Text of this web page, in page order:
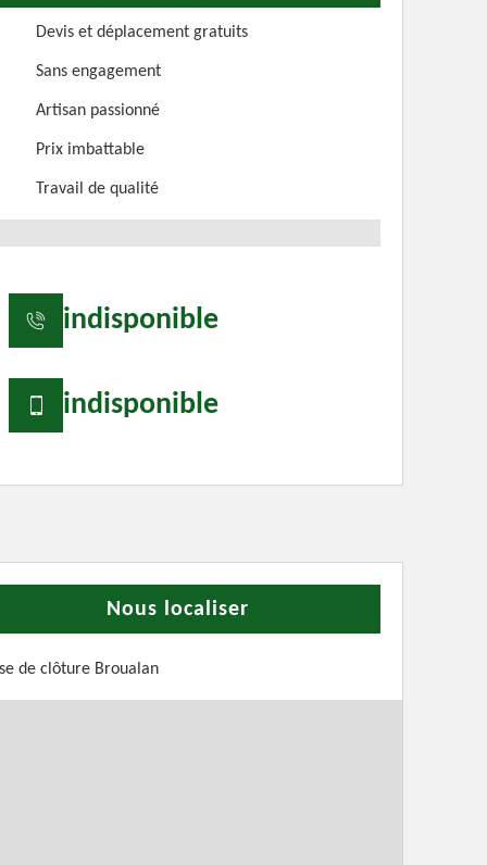
Devis et déplacement gratuits
Sans engagement
Artisan passionné
Prix imbattable
Travail de qualité
indisponible
indisponible
Nous localiser
de clôture Broualan